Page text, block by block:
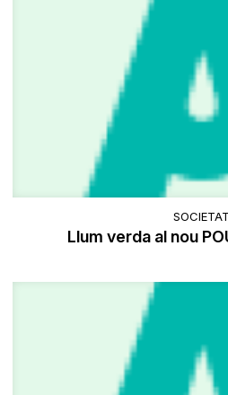
SOCIETAT
​Llum verda al nou